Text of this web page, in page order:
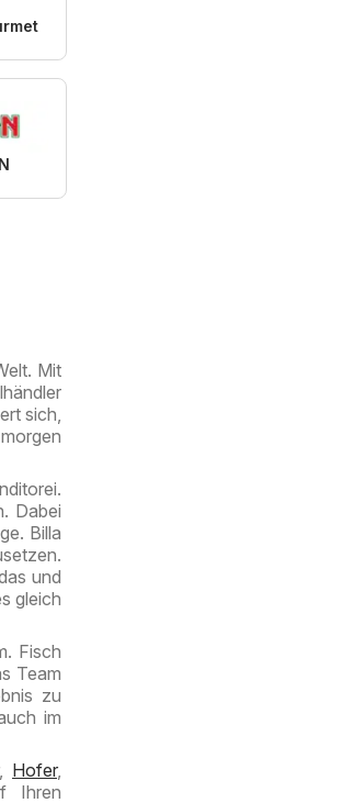
Mit
sich,
Dabei
Billa
und
gleich
Fisch
Team
zu
im
Hofer,
Ihren